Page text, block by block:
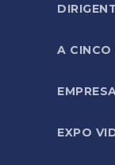
A CINCO
EXPO